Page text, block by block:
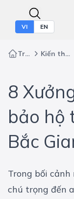
VI EN
Trang chủ Kiến thức bảo hộ
8
bảo hộ
Bắc
Trong bối
chú trọng đến